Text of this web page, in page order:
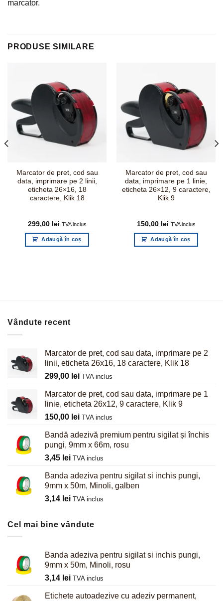
marcator.
PRODUSE SIMILARE
Marcator de pret, cod sau
data, imprimare pe 2 linii,
eticheta 26×16, 18
caractere, Klik 18
299,00 lei TVA inclus
Adaugă în coș
Marcator de pret, cod sau
data, imprimare pe 1 linie,
eticheta 26×12, 9 caractere,
Klik 9
150,00 lei TVA inclus
Adaugă în coș
Vândute recent
Marcator de pret, cod sau data, imprimare pe 2
linii, eticheta 26x16, 18 caractere, Klik 18
299,00 lei TVA inclus
Marcator de pret, cod sau data, imprimare pe 1
linie, eticheta 26x12, 9 caractere, Klik 9
150,00 lei TVA inclus
Bandă adezivă premium pentru sigilat și închis
pungi, 9mm x 66m, rosu
3,45 lei TVA inclus
Banda adeziva pentru sigilat si inchis pungi,
9mm x 50m, Minoli, galben
3,14 lei TVA inclus
Cel mai bine vândute
Banda adeziva pentru sigilat si inchis pungi,
9mm x 50m, Minoli, rosu
3,14 lei TVA inclus
Etichete autoadezive cu adeziv permanent,